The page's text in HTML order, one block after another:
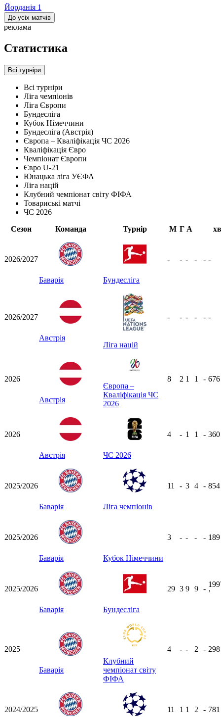
Йорданія 1
До усіх матчів
реклама
Статистика
Всі турніри
Всі турніри
Ліга чемпіонів
Ліга Європи
Бундесліга
Кубок Німеччини
Бундесліга (Австрія)
Європа – Кваліфікація ЧС 2026
Кваліфікація Євро
Чемпіонат Європи
Євро U-21
Юнацька ліга УЄФА
Ліга націй
Клубний чемпіонат світу ФІФА
Товариські матчі
ЧС 2026
Сезон
Команда Турнір М Г А хв
2026/2027
Баварія Бундесліга
- - - - - -
2026/2027
Австрія
Ліга націй
- - - - - -
2026
Австрія
Європа –
Кваліфікація ЧС
2026
8 2 1 1 -
2026
Австрія ЧС 2026
4 - 1 1 -
2025/2026
Баварія Ліга чемпіонів
11 - 3 4 -
2025/2026
Баварія Кубок Німеччини
3 - - - -
2025/2026
Баварія Бундесліга
29 3 9 9 -
ʼ
2025
Баварія
Клубний
чемпіонат світу
ФІФА
4 - - 2 -
2024/2025 11 1 1 2 -